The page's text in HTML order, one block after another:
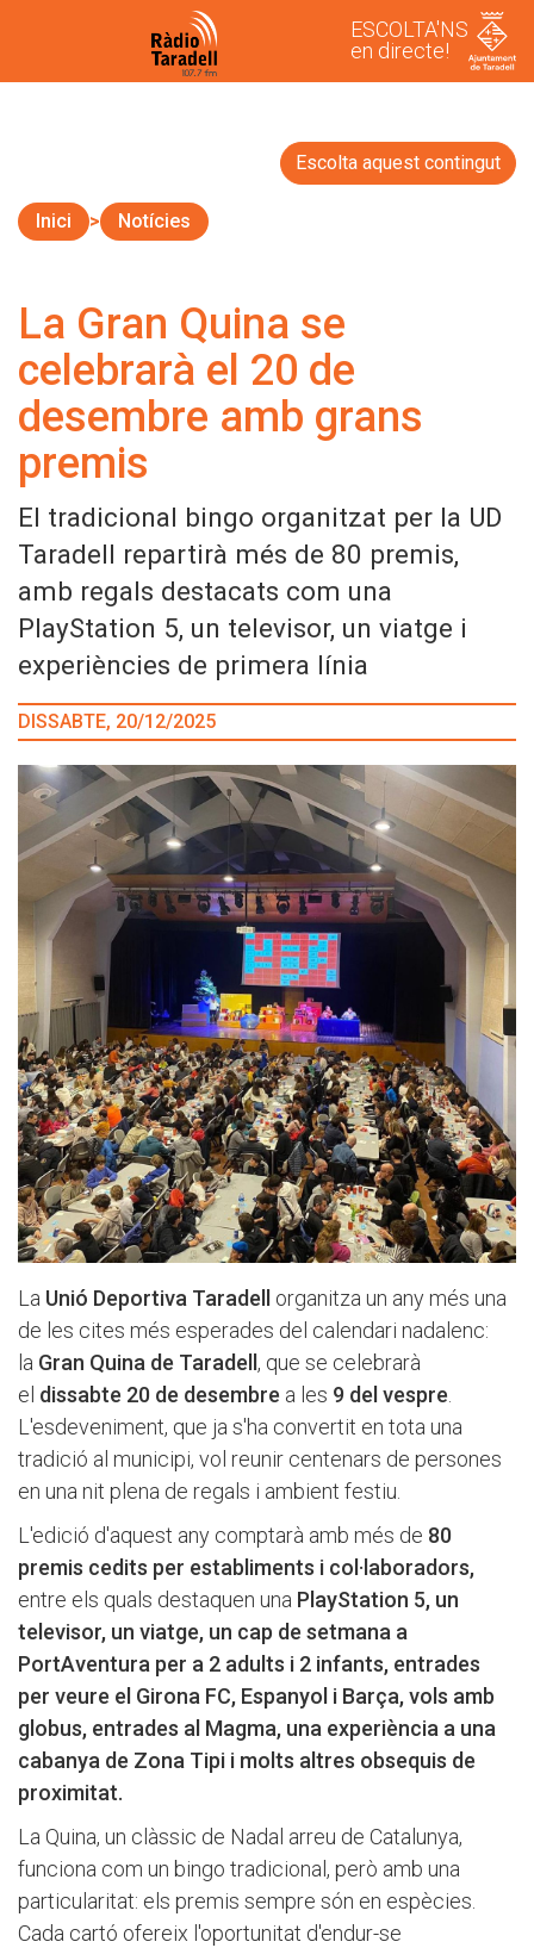
ESCOLTA'NS
en directe!
Escolta aquest contingut
Inici Notícies
La Gran Quina se
celebrarà el 20 de
desembre amb grans
premis
El tradicional bingo organitzat per la UD
Taradell repartirà més de 80 premis,
amb regals destacats com una
PlayStation 5, un televisor, un viatge i
experiències de primera línia
DISSABTE, 20/12/2025
La Unió Deportiva Taradell
organitza un any més una
de les cites més esperades del calendari nadalenc:
la Gran Quina de Taradell , que se celebrarà
el dissabte 20 de desembre a les 9 del vespre
L'esdeveniment, que ja s'ha convertit en tota una
tradició al municipi, vol reunir centenars de persones
en una nit plena de regals i ambient festiu.
L'edició d'aquest any comptarà amb més de 80
premis cedits per establiments i col·laboradors,
entre els quals destaquen una PlayStation 5, un
televisor, un viatge, un cap de setmana a
PortAventura per a 2 adults i 2 infants, entrades
per veure el Girona FC, Espanyol i Barça, vols amb
globus, entrades al Magma, una experiència a una
cabanya de Zona Tipi i molts altres obsequis de
proximitat.
La Quina, un clàssic de Nadal arreu de Catalunya,
funciona com un bingo tradicional, però amb una
particularitat: els premis sempre són en espècies.
Cada cartó ofereix l'oportunitat d'endur-se